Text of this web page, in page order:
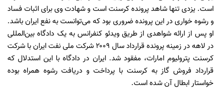
است. یزدی تنها شاهد پرونده کرسنت است و شهادت وی برای اثبات فساد
و رشوه خواری در این پرونده ضروری بود که می‌توانست به نفع ایران باشد.
او پس از ارائه شواهدی از طریق ویدئو کنفرانس به یک دادگاه بین‌المللی
در لاهه در زمینه پرونده قرارداد سال ۲۰۰۹ شرکت ملی نفت ایران با شرکت
کرسنت پترولیوم امارات، مفقود شد. ایران در دادگاه با این استدلال که
قرارداد فروش گاز به کرسنت با پرداخت و دریافت رشوه همراه بوده
خواستار ابطال آن شده است.